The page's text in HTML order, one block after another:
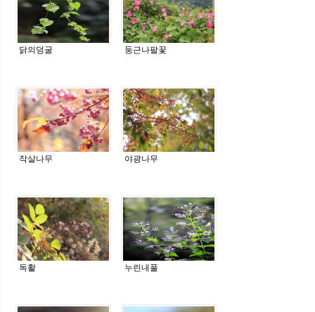
닭의덩굴 둥근나팔꽃
작살나무 야광나무
독활 누린내풀